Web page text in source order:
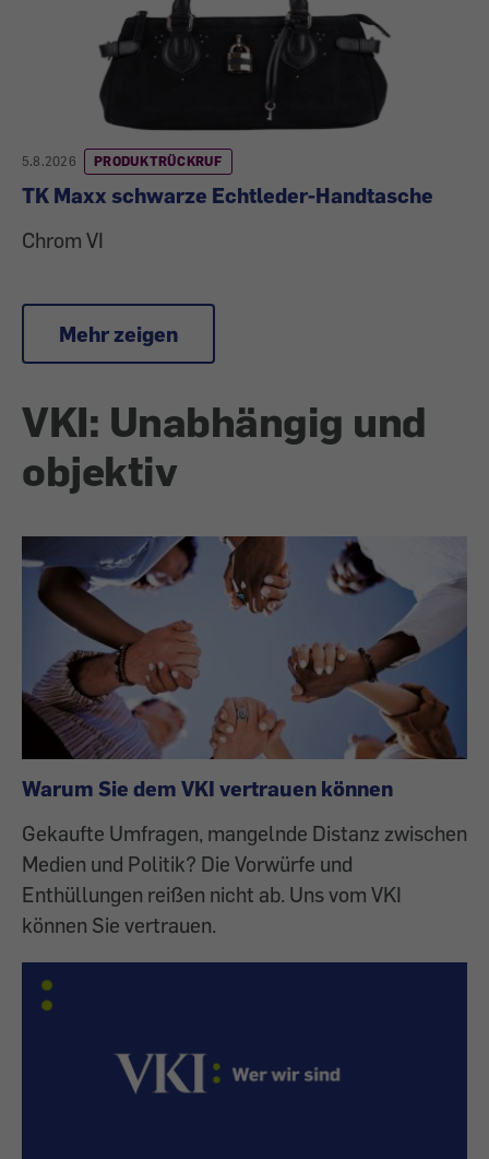
5.8.2026 PRODUKTRÜCKRUF
TK Maxx schwarze Echtleder-Handtasche
Chrom VI
Mehr zeigen
VKI: Unabhängig und
objektiv
Warum Sie dem VKI vertrauen können
Gekaufte Umfragen, mangelnde Distanz zwischen
Medien und Politik? Die Vorwürfe und
Enthüllungen reißen nicht ab. Uns vom VKI
können Sie vertrauen.